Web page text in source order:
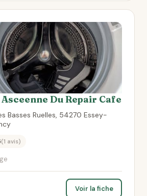
Du Repair Cafe
Basses Ruelles, 54270 Essey-
(1 avis)
Voir la fiche